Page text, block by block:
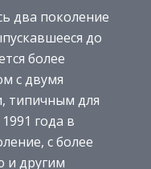
два поколение
до
более
с двумя
типичным для
года в
с более
и другим